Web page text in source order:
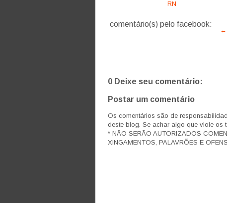
RN
comentário(s) pelo facebook:
←
0 Deixe seu comentário:
Postar um comentário
Os comentários são de
deste blog. Se achar algo que viole os
* NÃO SERÃO AUTORIZADOS
XINGAMENTOS, PALAVRÕES E